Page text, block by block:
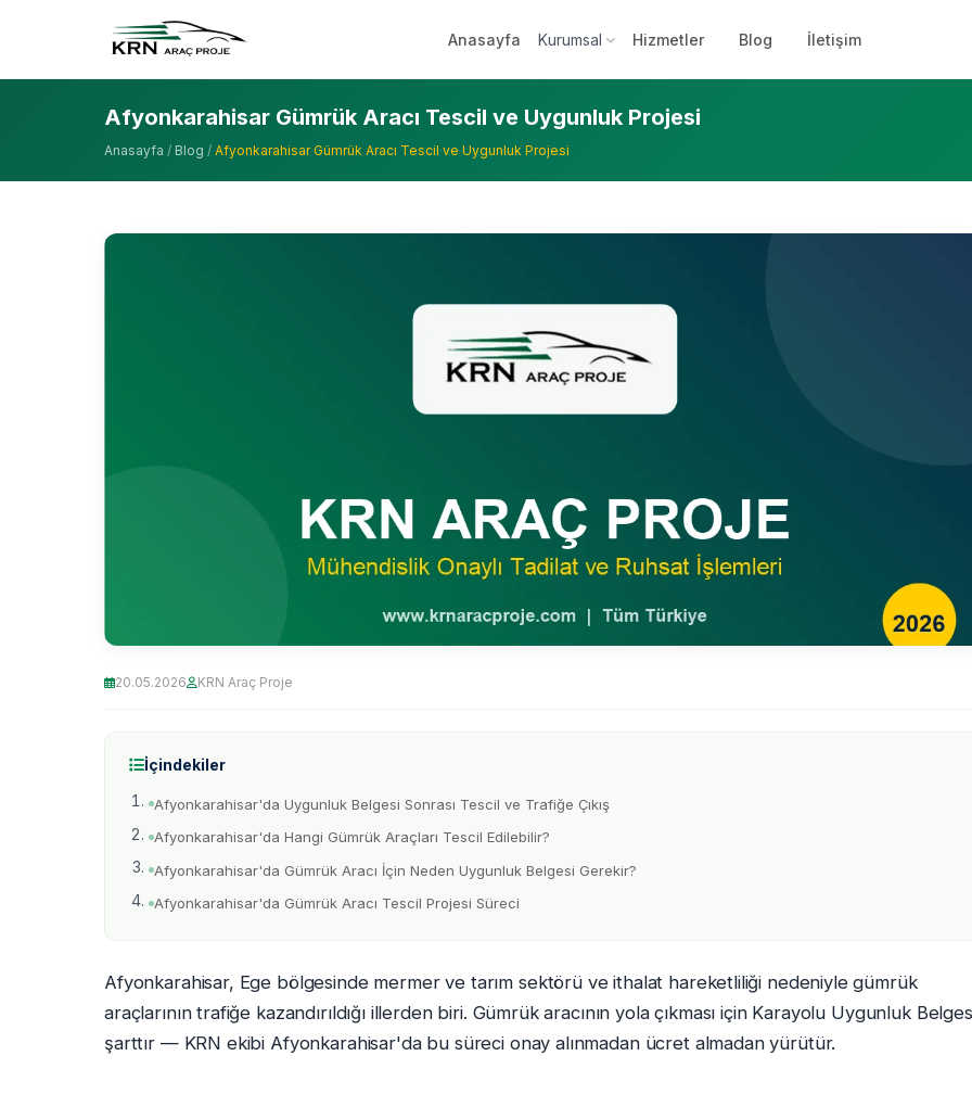
Anasayfa Kurumsal Hizmetler Blog İletişim
Afyonkarahisar Gümrük Aracı Tescil ve Uygunluk Projesi
Anasayfa / Blog / Afyonkarahisar Gümrük Aracı Tescil ve Uygunluk Projesi
20.05.2026 KRN Araç Proje
İçindekiler
Afyonkarahisar'da Uygunluk Belgesi Sonrası Tescil ve Trafiğe Çıkış
Afyonkarahisar'da Hangi Gümrük Araçları Tescil Edilebilir?
Afyonkarahisar'da Gümrük Aracı İçin Neden Uygunluk Belgesi Gerekir?
Afyonkarahisar'da Gümrük Aracı Tescil Projesi Süreci
Afyonkarahisar, Ege bölgesinde mermer ve tarım sektörü ve ithalat hareketliliği nedeniyle gümrük
araçlarının trafiğe kazandırıldığı illerden biri. Gümrük aracının yola çıkması için Karayolu Uygunluk
şarttır — KRN ekibi Afyonkarahisar'da bu süreci onay alınmadan ücret almadan yürütür.